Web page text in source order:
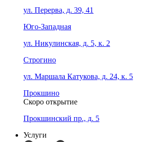
ул. Перерва, д. 39, 41
Юго-Западная
ул. Никулинская, д. 5, к. 2
Строгино
ул. Маршала Катукова, д. 24, к. 5
Прокшино
Скоро открытие
Прокшинский пр., д. 5
Услуги